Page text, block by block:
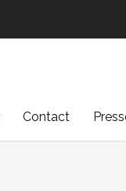
Contact